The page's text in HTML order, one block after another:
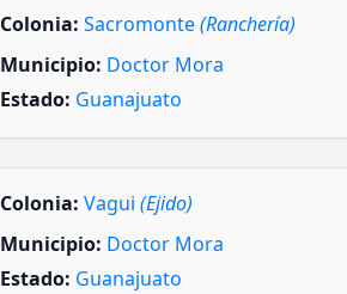
Colonia: Sacromonte(Ranchería)
Municipio: Doctor Mora
Estado: Guanajuato
Colonia: Vagui (Ejido)
Municipio: Doctor Mora
Estado: Guanajuato